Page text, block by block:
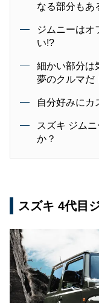
なる部分もあ
ジムニーはオ
い!?
細かい部分は
夢のクルマだ
自分好みにカ
スズキ ジム
か？
スズキ 4代目